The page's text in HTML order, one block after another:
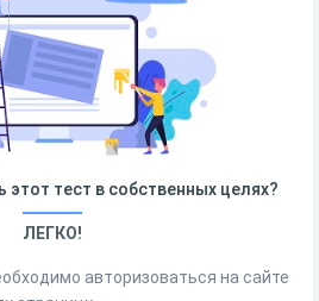
этот тест в собственных целях?
ЛЕГКО!
авторизоваться на сайте